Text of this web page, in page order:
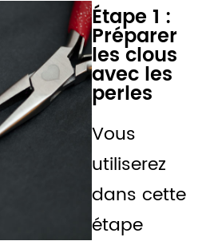
Étape 1 :
Préparer
les clous
avec les
perles
Vous
utiliserez
dans cette
étape